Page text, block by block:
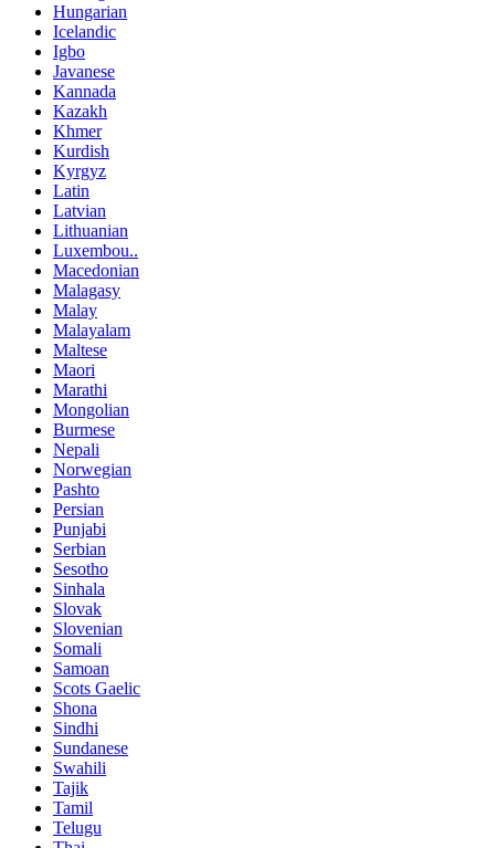
Hungarian
Icelandic
Igbo
Javanese
Kannada
Kazakh
Khmer
Kurdish
Kyrgyz
Latin
Latvian
Lithuanian
Luxembou..
Macedonian
Malagasy
Malay
Malayalam
Maltese
Maori
Marathi
Mongolian
Burmese
Nepali
Norwegian
Pashto
Persian
Punjabi
Serbian
Sesotho
Sinhala
Slovak
Slovenian
Somali
Samoan
Scots Gaelic
Shona
Sindhi
Sundanese
Swahili
Tajik
Tamil
Telugu